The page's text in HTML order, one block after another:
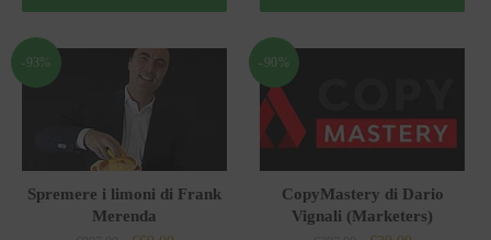
era:
è:
era:
è:
-93%
Spremere i limoni di Frank
Merenda
-90%
CopyMastery di Dario
Vignali (Marketers)